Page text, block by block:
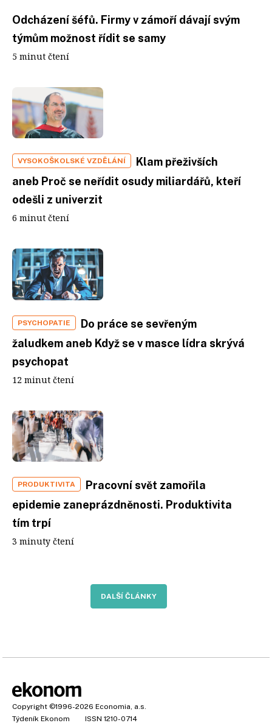
Odcházení šéfů. Firmy v zámoří dávají svým
týmům možnost řídit se samy
5 minut čtení
VYSOKOŠKOLSKÉ VZDĚLÁNÍ
Klam přeživších
aneb Proč se neřídit osudy miliardářů, kteří
odešli z univerzit
6 minut čtení
PSYCHOPATIE
Do práce se sevřeným
žaludkem aneb Když se v masce lídra skrývá
psychopat
12 minut čtení
PRODUKTIVITA
Pracovní svět zamořila
epidemie zaneprázdněnosti. Produktivita
tím trpí
3 minuty čtení
DALŠÍ ČLÁNKY
Copyright ©1996-2026 Economia, a.s.
Týdeník Ekonom
ISSN 1210-0714